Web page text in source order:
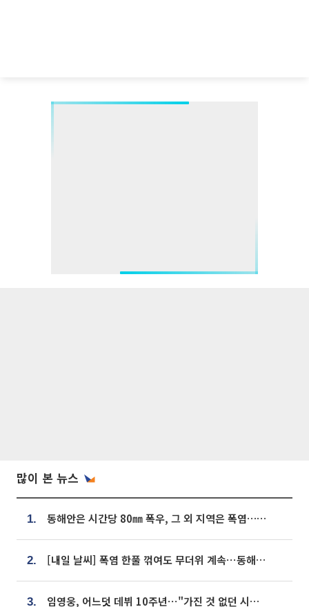
많이 본 뉴스
1. 동해안은 시간당 80㎜ 폭우, 그 외 지역은 폭염…‘극과 극 날씨’
2. [내일 날씨] 폭염 한풀 꺾여도 무더위 계속⋯동해안 이틀 연속 비
3. 임영웅, 어느덧 데뷔 10주년⋯"가진 것 없던 시절, 내 앞엔 20명의 팬뿐"